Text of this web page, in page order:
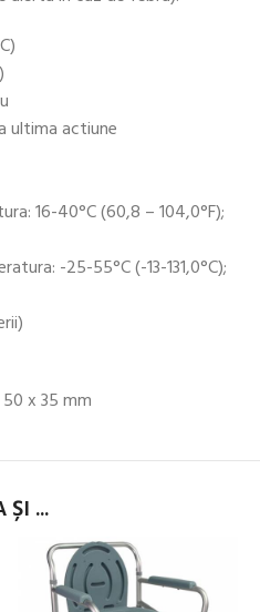
ultima actiune
16-40°C (60,8 – 104,0°F);
-25-55°C (-13-131,0°C);
x 35 mm
ȘI ...